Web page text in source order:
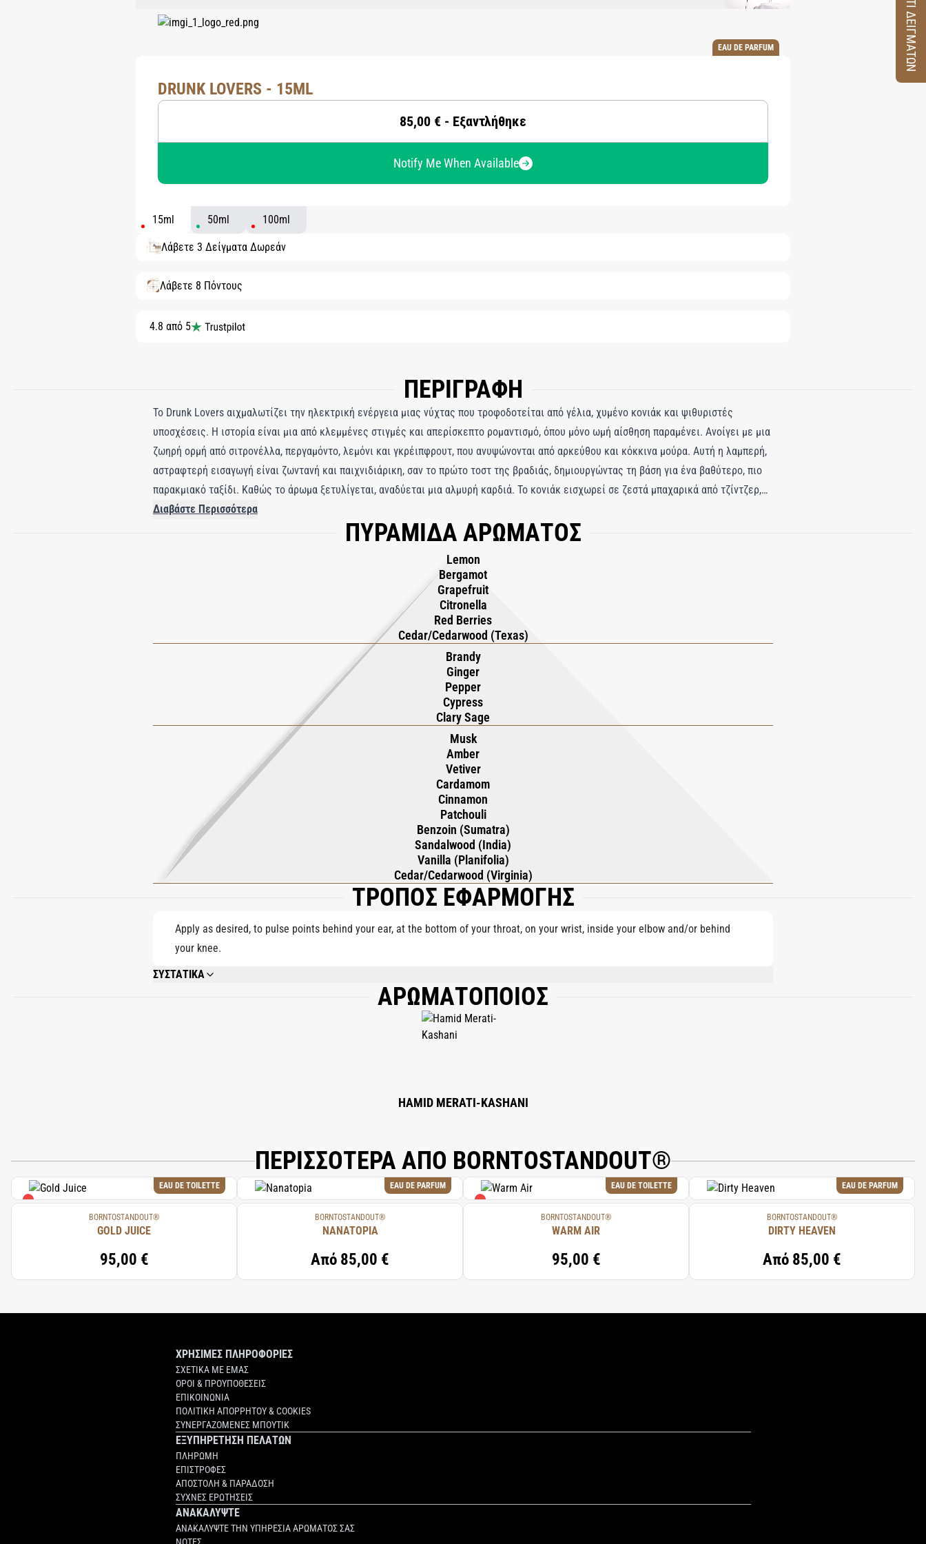
EAU DE PARFUM
DRUNK LOVERS - 15ML
85,00 € - Εξαντλήθηκε
Notify Me When Available
15ml 50ml 100ml
Λάβετε 3 Δείγματα Δωρεάν
Λάβετε 8 Πόντους
4.8 από 5
ΠΕΡΙΓΡΑΦΗ
Το Drunk Lovers αιχμαλωτίζει την ηλεκτρική ενέργεια μιας νύχτας που τροφοδοτείται από γέλια, χυμένο κονιάκ και ψιθυριστές
υποσχέσεις. Η ιστορία είναι μια από κλεμμένες στιγμές και απερίσκεπτο ρομαντισμό, όπου μόνο ωμή αίσθηση παραμένει. Ανοίγει με μια
ζωηρή ορμή από σιτρονέλλα, περγαμόντο, λεμόνι και γκρέιπφρουτ, που ανυψώνονται από αρκεύθου και κόκκινα μούρα. Αυτή η λαμπερή,
αστραφτερή εισαγωγή είναι ζωντανή και παιχνιδιάρικη, σαν το πρώτο τοστ της βραδιάς, δημιουργώντας τη βάση για ένα βαθύτερο, πιο
παρακμιακό ταξίδι. Καθώς το άρωμα ξετυλίγεται, αναδύεται μια αλμυρή καρδιά. Το κονιάκ εισχωρεί σε ζεστά μπαχαρικά από τζίντζερ,
πιπέρι και φασκόμηλο, δημιουργώντας μια πλούσια, παλλόμενη ζεστασιά που αισθάνεται τολμηρή και σαγηνευτική. Η βάση κατακάθεται
σε ένα βελούδινο μείγμα από κεχριμπάρι, σανταλόξυλο και βανίλια, που εμβαθύνεται από ρητίνη βενζόης, πατσουλί και βέτιβερ. Μια
Διαβάστε Περισσότερα
ΠΥΡΑΜΙΔΑ ΑΡΩΜΑΤΟΣ
Lemon
Bergamot
Grapefruit
Citronella
Red Berries
Cedar/Cedarwood (Texas)
Brandy
Ginger
Pepper
Cypress
Clary Sage
Musk
Amber
Vetiver
Cardamom
Cinnamon
Patchouli
Benzoin (Sumatra)
Sandalwood (India)
Vanilla (Planifolia)
Cedar/Cedarwood (Virginia)
ΤΡΟΠΟΣ ΕΦΑΡΜΟΓΗΣ
Apply as desired, to pulse points behind your ear, at the bottom of your throat, on your wrist, inside your elbow and/or behind
your knee.
ΣΥΣΤΑΤΙΚΑ
ALCOHOL DENAT., PARFUM (FRAGRANCE), AQUA (WATER), LIMONENE, LINALOOL, COUMARIN, CITRAL, CITRONELLOL, GERANIOL, CINNAMAL, BENZYL
ΑΡΩΜΑΤΟΠΟΙΟΣ
HAMID MERATI-KASHANI
ΠΕΡΙΣΣΟΤΕΡΑ ΑΠΟ BORNTOSTANDOUT®
EAU DE TOILETTE
BORNTOSTANDOUT®
GOLD JUICE
95,00 €
EAU DE PARFUM
BORNTOSTANDOUT®
NANATOPIA
Από 85,00 €
EAU DE TOILETTE
BORNTOSTANDOUT®
WARM AIR
95,00 €
EAU DE PARFUM
BORNTOSTANDOUT®
DIRTY HEAVEN
Από 85,00 €
ΧΡΗΣΙΜΕΣ ΠΛΗΡΟΦΟΡΙΕΣ
ΣΧΕΤΙΚΑ ΜΕ ΕΜΑΣ
ΟΡΟΙ & ΠΡΟΥΠΟΘΕΣΕΙΣ
ΕΠΙΚΟΙΝΩΝΙΑ
ΠΟΛΙΤΙΚΗ ΑΠΟΡΡΗΤΟΥ & COOKIES
ΣΥΝΕΡΓΑΖΟΜΕΝΕΣ ΜΠΟΥΤΙΚ
ΕΞΥΠΗΡΕΤΗΣΗ ΠΕΛΑΤΩΝ
ΠΛΗΡΩΜΗ
ΕΠΙΣΤΡΟΦΕΣ
ΑΠΟΣΤΟΛΗ & ΠΑΡΑΔΟΣΗ
ΣΥΧΝΕΣ ΕΡΩΤΗΣΕΙΣ
ΑΝΑΚΑΛΥΨΤΕ
ΑΝΑΚΑΛΥΨΤΕ ΤΗΝ ΥΠΗΡΕΣΙΑ ΑΡΩΜΑΤΟΣ ΣΑΣ
ΚΟΥΤΙ ΔΕΙΓΜΑΤΩΝ